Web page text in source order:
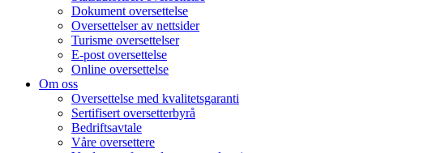
Dokument oversettelse
Oversettelser av nettsider
Turisme oversettelser
E-post oversettelse
Online oversettelse
Om oss
Oversettelse med kvalitetsgaranti
Sertifisert oversetterbyrå
Bedriftsavtale
Våre oversettere